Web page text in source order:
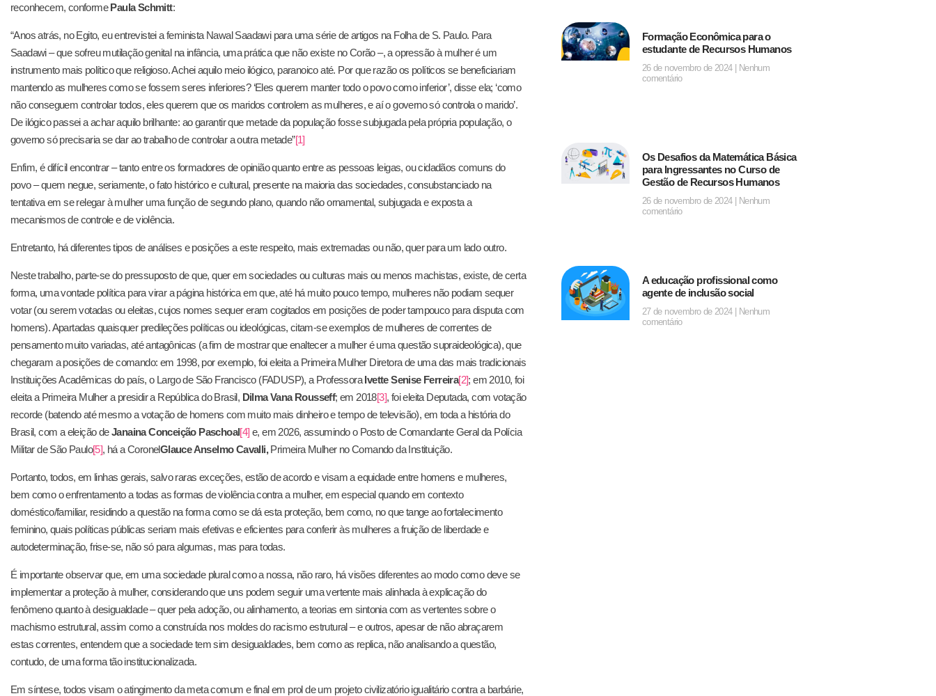
reconhecem, conformePaula Schmitt:
“Anos atrás, no Egito, eu entrevistei a feminista Nawal Saadawi para uma série de artigos na Folha de S. Paulo. Para
Saadawi – que sofreu mutilação genital na infância, uma prática que não existe no Corão –, a opressão à mulher é um
instrumento mais político que religioso. Achei aquilo meio ilógico, paranoico até. Por que razão os políticos se beneficiariam
mantendo as mulheres como se fossem seres inferiores? ‘Eles querem manter todo o povo como inferior’, disse ela; ‘como
não conseguem controlar todos, eles querem que os maridos controlem as mulheres, e aí o governo só controla o marido’.
De ilógico passei a achar aquilo brilhante: ao garantir que metade da população fosse subjugada pela própria população, o
governo só precisaria se dar ao trabalho de controlar a outra metade”[1]
Enfim, é difícil encontrar – tanto entre os formadores de opinião quanto entre as pessoas leigas, ou cidadãos comuns do
povo – quem negue, seriamente, o fato histórico e cultural, presente na maioria das sociedades, consubstanciado na
tentativa em se relegar à mulher uma função de segundo plano, quando não ornamental, subjugada e exposta a
mecanismos de controle e de violência.
Entretanto, há diferentes tipos de análises e posições a este respeito, mais extremadas ou não, quer para um lado outro.
Neste trabalho, parte-se do pressuposto de que, quer em sociedades ou culturas mais ou menos machistas, existe, de certa
forma, uma vontade política para virar a página histórica em que, até há muito pouco tempo, mulheres não podiam sequer
votar (ou serem votadas ou eleitas, cujos nomes sequer eram cogitados em posições de poder tampouco para disputa com
homens). Apartadas quaisquer predileções políticas ou ideológicas, citam-se exemplos de mulheres de correntes de
pensamento muito variadas, até antagônicas (a fim de mostrar que enaltecer a mulher é uma questão supraideológica), que
chegaram a posições de comando: em 1998, por exemplo, foi eleita a Primeira Mulher Diretora de uma das mais tradicionais
Instituições Acadêmicas do país, o Largo de São Francisco (FADUSP), a ProfessoraIvette Senise Ferreira[2]; em 2010, foi
eleita a Primeira Mulher a presidir a República do Brasil, Dilma Vana Rousseff; em 2018[3], foi eleita Deputada, com votação
recorde (batendo até mesmo a votação de homens com muito mais dinheiro e tempo de televisão), em toda a história do
Brasil, com a eleição deJanaina Conceição Paschoal[4] e, em 2026, assumindo o Posto de Comandante Geral da Polícia
Militar de São Paulo[5], há a CoronelGlauce Anselmo Cavalli,Primeira Mulher no Comando da Instituição.
Portanto, todos, em linhas gerais, salvo raras exceções, estão de acordo e visam a equidade entre homens e mulheres,
bem como o enfrentamento a todas as formas de violência contra a mulher, em especial quando em contexto
doméstico/familiar, residindo a questão na forma como se dá esta proteção, bem como, no que tange ao fortalecimento
feminino, quais políticas públicas seriam mais efetivas e eficientes para conferir às mulheres a fruição de liberdade e
autodeterminação, frise-se, não só para algumas, mas para todas.
É importante observar que, em uma sociedade plural como a nossa, não raro, há visões diferentes ao modo como deve se
implementar a proteção à mulher, considerando que uns podem seguir uma vertente mais alinhada à explicação do
fenômeno quanto à desigualdade – quer pela adoção, ou alinhamento, a teorias em sintonia com as vertentes sobre o
machismo estrutural, assim como a construída nos moldes do racismo estrutural – e outros, apesar de não abraçarem
estas correntes, entendem que a sociedade tem sim desigualdades, bem como as replica, não analisando a questão,
contudo, de uma forma tão institucionalizada.
Em síntese, todos visam o atingimento da meta comum e final em prol de um projeto civilizatório igualitário contra a barbárie,
Formação Econômica para o
estudante de Recursos Humanos
26 de novembro de 2024
Nenhum
comentário
Os Desafios da Matemática Básica
para Ingressantes no Curso de
Gestão de Recursos Humanos
26 de novembro de 2024
Nenhum
comentário
A educação profissional como
agente de inclusão social
27 de novembro de 2024
Nenhum
comentário